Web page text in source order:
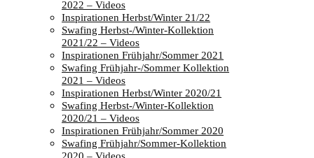
2022 – Videos
Inspirationen Herbst/Winter 21/22
Swafing Herbst-/Winter-Kollektion
2021/22 – Videos
Inspirationen Frühjahr/Sommer 2021
Swafing Frühjahr-/Sommer Kollektion
2021 – Videos
Inspirationen Herbst/Winter 2020/21
Swafing Herbst-/Winter-Kollektion
2020/21 – Videos
Inspirationen Frühjahr/Sommer 2020
Swafing Frühjahr/Sommer-Kollektion